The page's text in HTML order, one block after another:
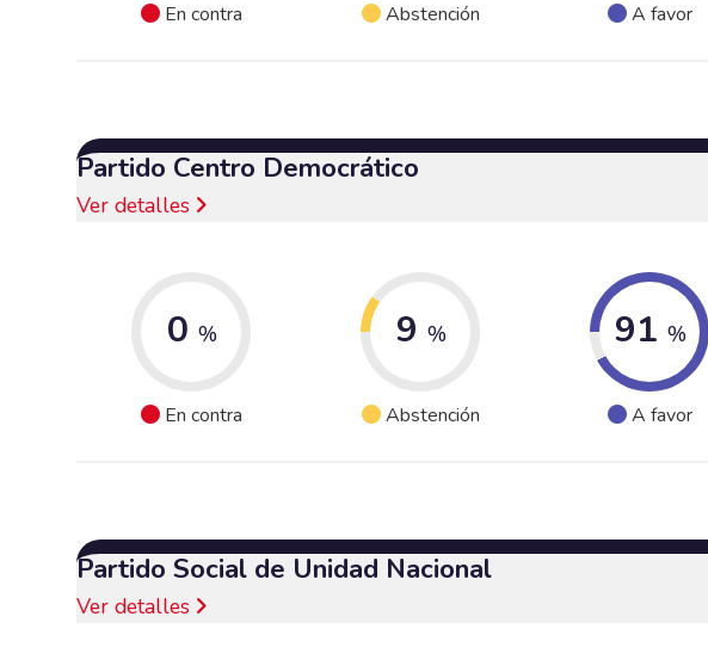
En contra Abstención A favor
Partido Centro Democrático
Ver detalles
0 %
En contra
9 %
Abstención
91 %
A favor
Partido Social de Unidad Nacional
Ver detalles